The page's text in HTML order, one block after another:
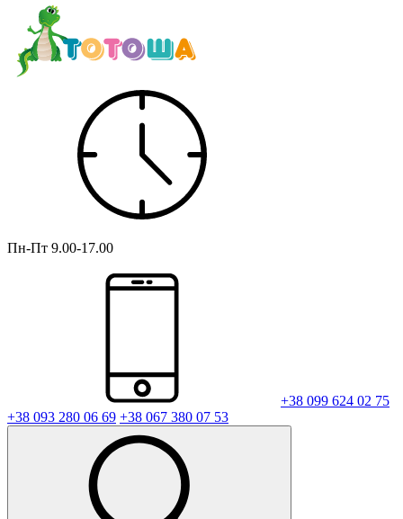
Пн-Пт 9.00-17.00
+38 099 624 02 75
+38 093 280 06 69 +38 067 380 07 53